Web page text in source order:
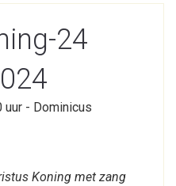
24
uur - Dominicus
Koning met zang